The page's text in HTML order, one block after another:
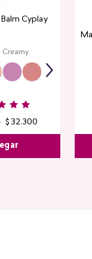
Cyplay
Creamy
$ 32.300